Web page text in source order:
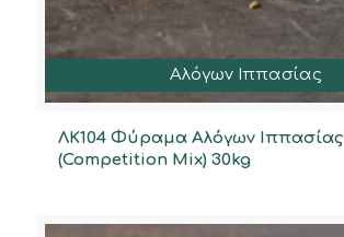
Αλόγων Ιππασίας
ΛΚ104 Φύραμα Αλόγων Ιππασίας
(Competition Mix) 30kg